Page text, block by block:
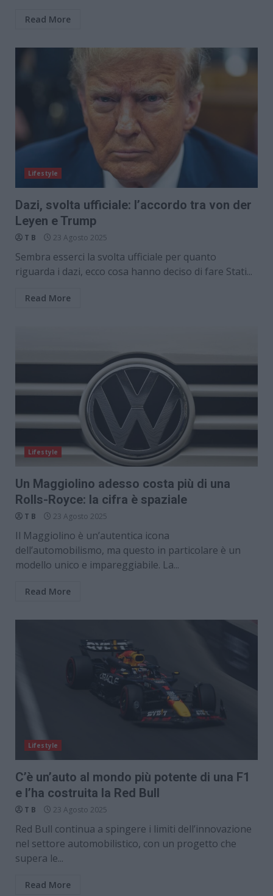
Read More
Lifestyle
Dazi, svolta ufficiale: l’accordo tra von der
Leyen e Trump
T B 23 Agosto 2025
Sembra esserci la svolta ufficiale per quanto
riguarda i dazi, ecco cosa hanno deciso di fare Stati...
Read More
Lifestyle
Un Maggiolino adesso costa più di una
Rolls-Royce: la cifra è spaziale
T B 23 Agosto 2025
Il Maggiolino è un’autentica icona
dell’automobilismo, ma questo in particolare è un
modello unico e impareggiabile. La...
Read More
Lifestyle
C’è un’auto al mondo più potente di una F1
e l’ha costruita la Red Bull
T B 23 Agosto 2025
Red Bull continua a spingere i limiti dell’innovazione
nel settore automobilistico, con un progetto che
supera le...
Read More